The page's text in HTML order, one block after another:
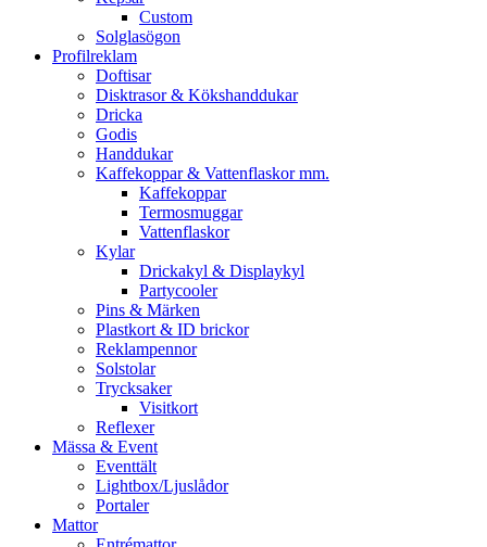
Custom
Solglasögon
Profilreklam
Doftisar
Disktrasor & Kökshanddukar
Dricka
Godis
Handdukar
Kaffekoppar & Vattenflaskor mm.
Kaffekoppar
Termosmuggar
Vattenflaskor
Kylar
Drickakyl & Displaykyl
Partycooler
Pins & Märken
Plastkort & ID brickor
Reklampennor
Solstolar
Trycksaker
Visitkort
Reflexer
Mässa & Event
Eventtält
Lightbox/Ljuslådor
Portaler
Mattor